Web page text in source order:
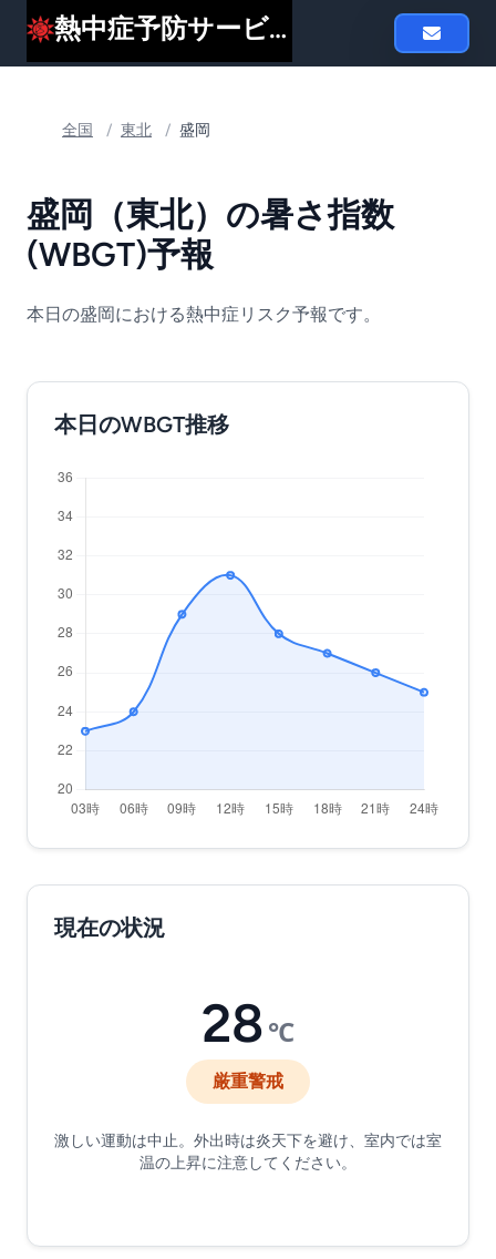
熱中症予防サービスheat119
全国 / 東北 / 盛岡
盛岡（東北）の暑さ指数
(WBGT)予報
本日の盛岡における熱中症リスク予報です。
本日のWBGT推移
現在の状況
28 ℃
厳重警戒
激しい運動は中止。外出時は炎天下を避け、室内では室
温の上昇に注意してください。